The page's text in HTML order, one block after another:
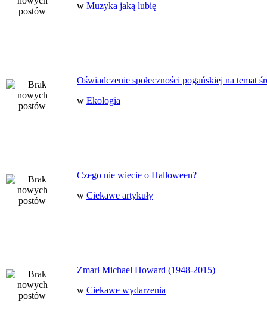
w Muzyka jaką lubię
Oświadczenie społeczności pogańskiej na temat
w Ekologia
Czego nie wiecie o Halloween?
w Ciekawe artykuły
Zmarł Michael Howard (1948-2015)
w Ciekawe wydarzenia